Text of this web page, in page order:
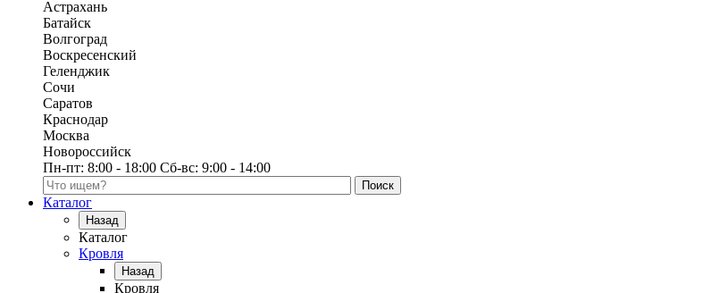
Астрахань
Батайск
Волгоград
Воскресенский
Геленджик
Сочи
Саратов
Краснодар
Москва
Новороссийск
Пн-пт: 8:00 - 18:00 Сб-вс: 9:00 - 14:00
Поиск по каталогу
Каталог
Назад
Каталог
Кровля
Назад
Кровля